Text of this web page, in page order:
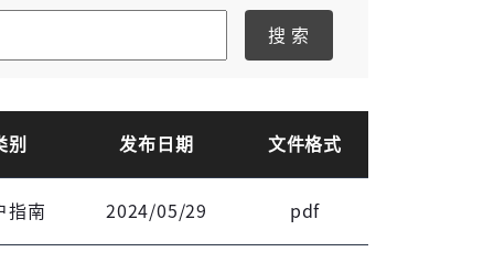
登录
搜 索
别 发布日期 文件格式
指南 2024/05/29 pdf